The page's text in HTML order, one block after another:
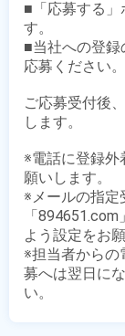
■「応募する」
す。
■当社への登
応募ください。
ご応募受付後
します。
※電話に登録外
願いします。
※メールの指定
「
よう設定をお
※担当者からの
募へは翌日に